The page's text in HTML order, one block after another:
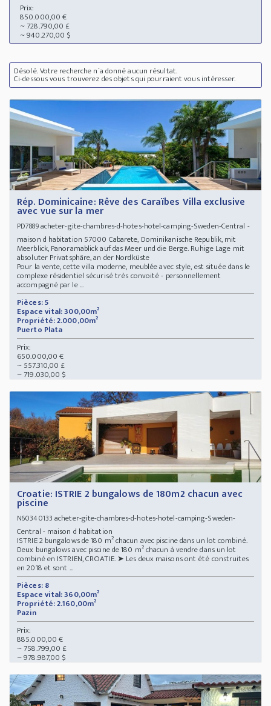
Prix:
850.000,00 €
~ 728.790,00 £
~ 940.270,00 $
Désolé. Votre recherche n´a donné aucun résultat.
Ci-dessous vous trouverez des objets qui pourraient vous intéresser.
Rép. Dominicaine: Rêve des Caraïbes Villa exclusive
avec vue sur la mer
PD7889acheter-gite-chambres-d-hotes-hotel-camping-Sweden-Central -
maison d habitation 57000 Cabarete, Dominikanische Republik, mit
Meerblick, Panoramablick auf das Meer und die Berge. Ruhige Lage mit
absoluter Privatsphäre, an der Nordküste
Pour la vente, cette villa moderne, meublée avec style, est située dans le
complexe résidentiel sécurisé très convoité - personnellement
accompagné par le ...
Pièces: 5
Espace vital: 300,00m²
Propriété: 2.000,00m²
Puerto Plata
Prix:
650.000,00 €
~ 557.310,00 £
~ 719.030,00 $
Croatie: ISTRIE 2 bungalows de 180m2 chacun avec
piscine
N60340133 acheter-gite-chambres-d-hotes-hotel-camping-Sweden-
Central - maison d habitation
ISTRIE 2 bungalows de 180 m² chacun avec piscine dans un lot combiné.
Deux bungalows avec piscine de 180 m² chacun à vendre dans un lot
combiné en ISTRIEN, CROATIE. ➤ Les deux maisons ont été construites
en 2018 et sont ...
Pièces: 8
Espace vital: 360,00m²
Propriété: 2.160,00m²
Pazin
Prix:
885.000,00 €
~ 758.799,00 £
~ 978.987,00 $